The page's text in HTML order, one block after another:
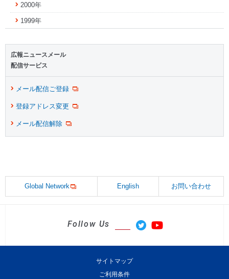
2000年
1999年
広報ニュースメール
配信サービス
メール配信ご登録
登録アドレス変更
メール配信解除
Global Network English お問い合わせ
Follow Us
サイトマップ
ご利用条件